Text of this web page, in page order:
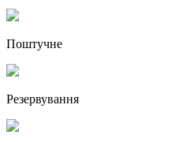
Поштучне
Резервування